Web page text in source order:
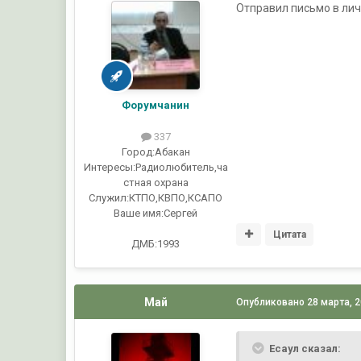
Форумчанин
337
Город:Абакан
Интересы:Радиолюбитель,ча
стная охрана
Служил:КТПО,КВПО,КСАПО
Ваше имя:Сергей
ДМБ:1993
Отправил письмо в
Цитата
Май Опубликовано 28 марта,
Есаул сказал: